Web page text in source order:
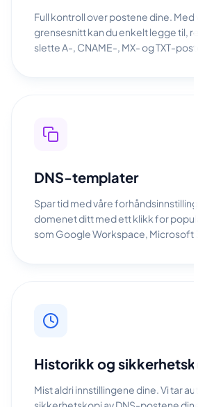
Full kontroll over postene dine. Med
grensesnitt kan du enkelt legge til,
slette A-, CNAME-, MX- og TXT-
DNS-templater
Spar tid med våre
domenet ditt med ett klikk for
som Google Workspace, Microsoft
Historikk og
Mist aldri innstillingene dine. Vi tar